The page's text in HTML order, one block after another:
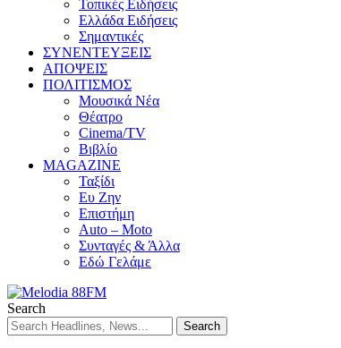
Τοπικές Ειδήσεις
Ελλάδα Ειδήσεις
Σημαντικές
ΣΥΝΕΝΤΕΥΞΕΙΣ
ΑΠΟΨΕΙΣ
ΠΟΛΙΤΙΣΜΟΣ
Μουσικά Νέα
Θέατρο
Cinema/TV
Βιβλίο
MAGAZINE
Ταξίδι
Ευ Ζην
Επιστήμη
Auto – Moto
Συνταγές & Άλλα
Εδώ Γελάμε
Search